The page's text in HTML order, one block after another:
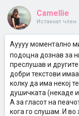
Camellie
Истакнат член
Ауууу моментално
подоцна дознав за
преслушав и
добри текстови
колку да има некој
душичката (некаде
А за гласот на
кога го слушам. И